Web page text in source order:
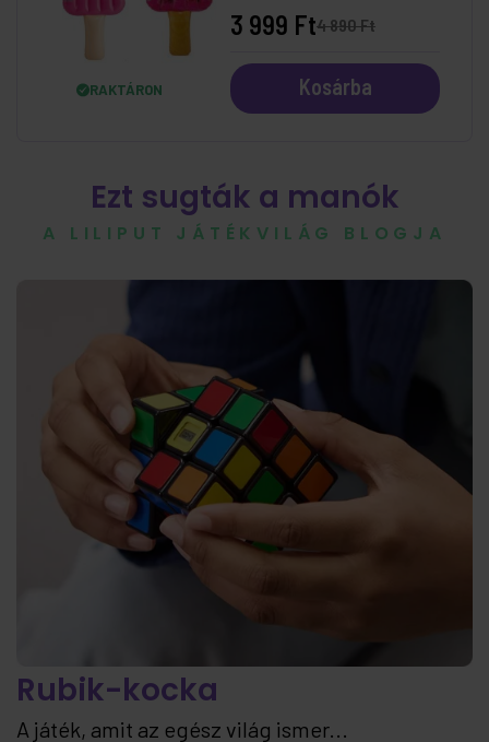
RAKTÁRON
4 890 Ft
3 999 Ft
Kosárba
Ezt sugták a manók
A LILIPUT JÁTÉKVILÁG BLOGJA
Rubik-kocka
A játék, amit az egész világ ismer...